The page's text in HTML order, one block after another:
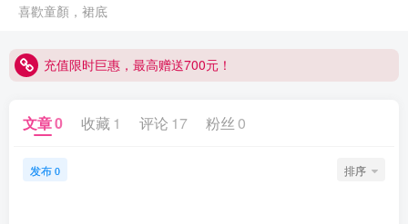
喜歡童顏，裙底
充值限时巨惠，最高赠送700元！
文章0 收藏 1 评论 17 粉丝 0
发布 0 排序